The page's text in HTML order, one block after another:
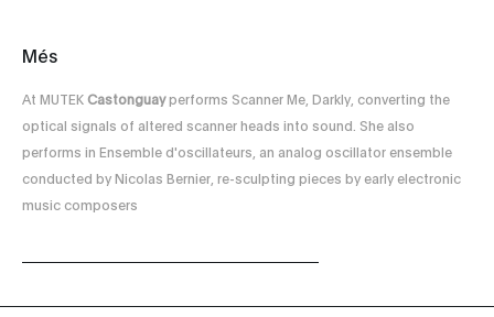
Més
At MUTEK Castonguayperforms Scanner Me, Darkly, converting the
optical signals of altered scanner heads into sound. She also
performs in Ensemble d'oscillateurs, an analog oscillator ensemble
conducted by Nicolas Bernier, re-sculpting pieces by early electronic
music composers